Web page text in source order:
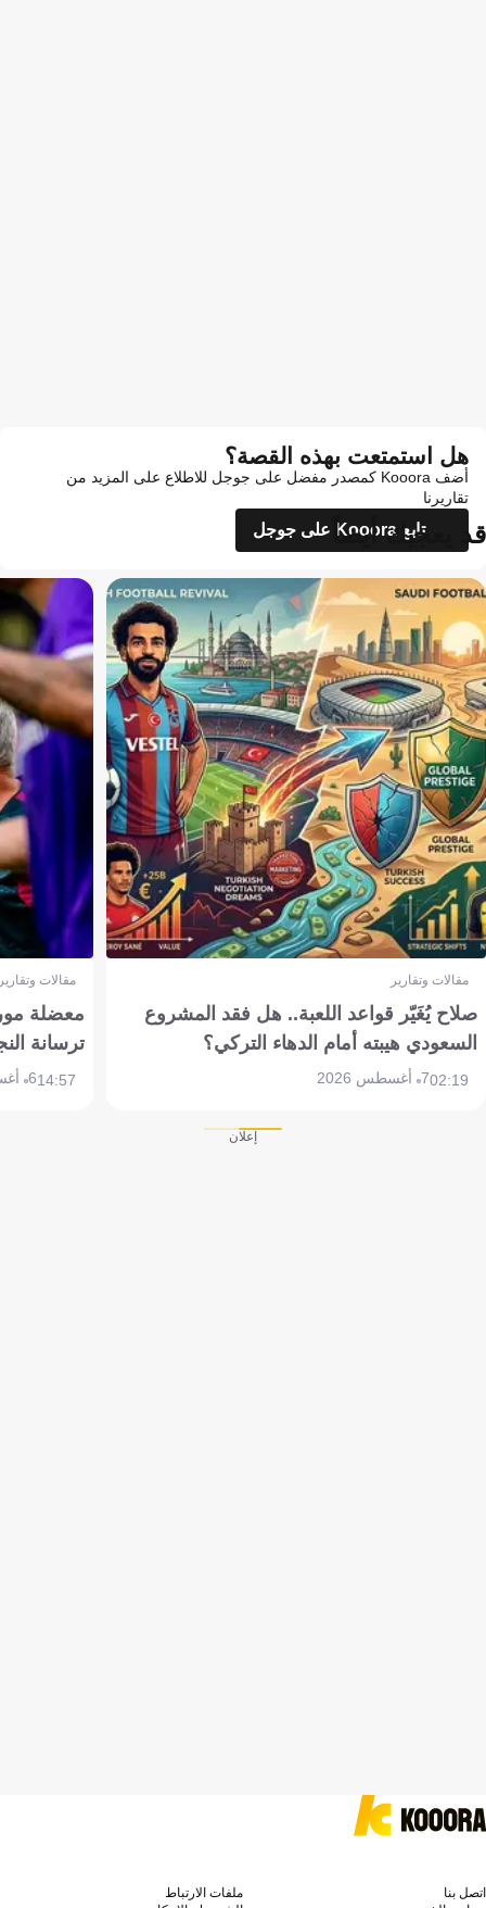
هل استمتعت بهذه القصة؟
أضف Kooora كمصدر مفضل على جوجل للاطلاع على المزيد من
تقاريرنا
تابع Kooora على جوجل
قد يعجبك أيضاً
مقالات وتقارير
صلاح يُغَيّر قواعد اللعبة.. هل فقد المشروع
السعودي هيبته أمام الدهاء التركي؟
02:197 أغسطس 2026
مقالات
معضلة
ترسانة
14:576 أغسطس 2026
إعلان
اتصل بنا
ملفات الارتباط